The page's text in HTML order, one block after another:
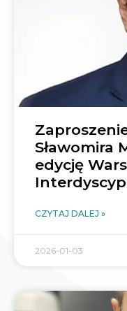
Sławomira
edycję
CZYTAJ DALEJ »
2026-01-03